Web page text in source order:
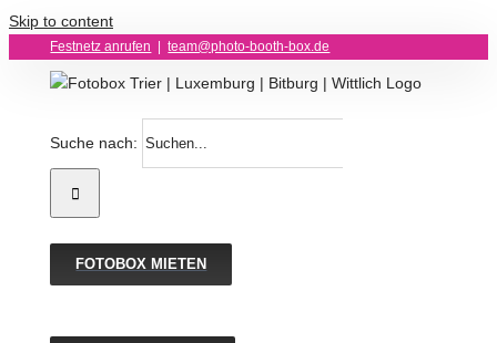
Skip to content
Festnetz anrufen team@photo-booth-box.de
Suche nach:
FOTOBOX MIETEN